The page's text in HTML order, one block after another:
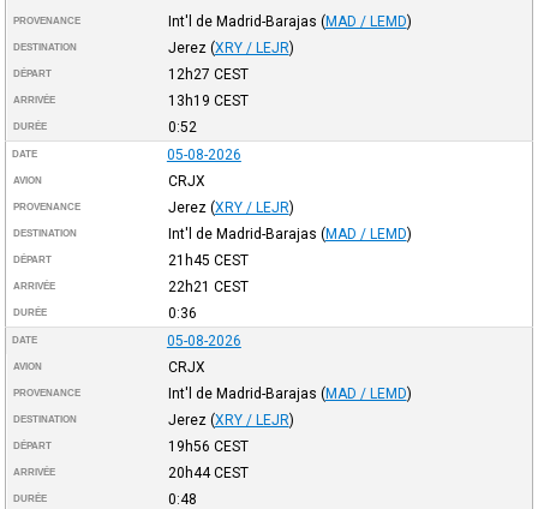
PROVENANCE Int'l de Madrid-Barajas (MAD / LEMD)
DESTINATION Jerez (XRY / LEJR)
DÉPART 12h27 CEST
ARRIVÉE 13h19 CEST
DURÉE 0:52
DATE 05-08-2026
AVION CRJX
PROVENANCE Jerez (XRY / LEJR)
DESTINATION Int'l de Madrid-Barajas (MAD / LEMD)
DÉPART 21h45 CEST
ARRIVÉE 22h21 CEST
DURÉE 0:36
DATE 05-08-2026
AVION CRJX
PROVENANCE Int'l de Madrid-Barajas (MAD / LEMD)
DESTINATION Jerez (XRY / LEJR)
DÉPART 19h56 CEST
ARRIVÉE 20h44CEST
DURÉE 0:48